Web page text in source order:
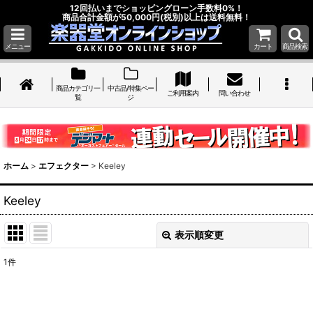
12回払いまでショッピングローン手数料0%！
商品合計金額が50,000円(税別)以上は送料無料！
メニュー カート 商品検索
商品カテゴリ一
覧
中古品/特集ペー
ジ
ご利用案内 問い合わせ
ホーム > エフェクター > Keeley
Keeley
表示順変更
1件